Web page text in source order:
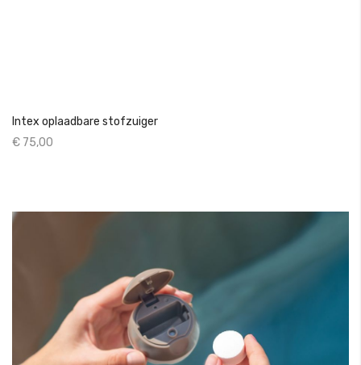
Intex oplaadbare stofzuiger
€ 75,00